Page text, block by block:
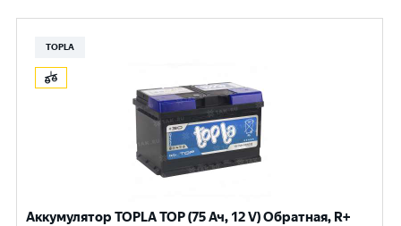
TOPLA
Аккумулятор TOPLA TOP (75 Ач, 12 V) Обратная, R+